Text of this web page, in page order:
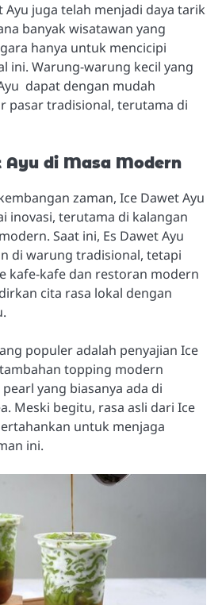
Ayu juga telah menjadi daya tarik
banyak wisatawan yang
hanya untuk mencicipi
ini. Warung-warung kecil yang
dapat dengan mudah
pasar tradisional, terutama di
Ayu di Masa Modern
zaman, Ice Dawet Ayu
inovasi, terutama di kalangan
Saat ini, Es Dawet Ayu
di warung tradisional, tetapi
kafe-kafe dan restoran modern
cita rasa lokal dengan
populer adalah penyajian Ice
topping modern
yang biasanya ada di
Meski begitu, rasa asli dari Ice
untuk menjaga
ini.